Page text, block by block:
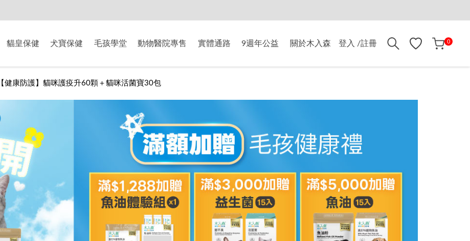
貓皇保健 犬寶保健 毛孩學堂 動物醫院專售 實體通路 9週年公益 關於木入森 登入 /註冊 0
【健康防護】貓咪護疫升60顆＋貓咪活菌寶30包